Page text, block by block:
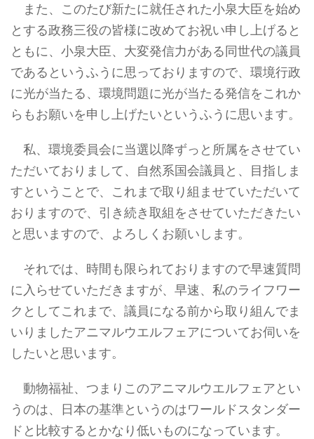
また、このたび新たに就任された小泉大臣を始め
とする政務三役の皆様に改めてお祝い申し上げると
ともに、小泉大臣、大変発信力がある同世代の議員
であるというふうに思っておりますので、環境行政
に光が当たる、環境問題に光が当たる発信をこれか
らもお願いを申し上げたいというふうに思います。
私、環境委員会に当選以降ずっと所属をさせてい
ただいておりまして、自然系国会議員と、目指しま
すということで、これまで取り組ませていただいて
おりますので、引き続き取組をさせていただきたい
と思いますので、よろしくお願いします。
それでは、時間も限られておりますので早速質問
に入らせていただきますが、早速、私のライフワー
クとしてこれまで、議員になる前から取り組んでま
いりましたアニマルウエルフェアについてお伺いを
したいと思います。
動物福祉、つまりこのアニマルウエルフェアとい
うのは、日本の基準というのはワールドスタンダー
ドと比較するとかなり低いものになっています。